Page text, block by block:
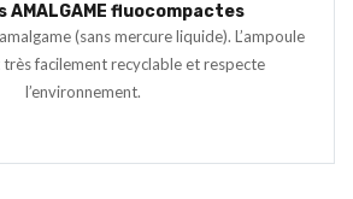
AMALGAME fluocompactes
(sans mercure liquide). L’ampoule
très facilement recyclable et respecte
l’environnement.